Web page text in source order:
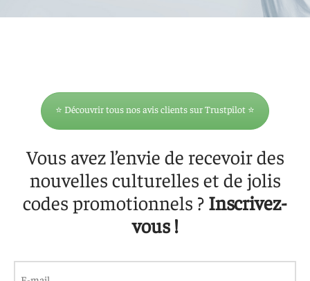
⭐ Découvrir tous nos avis clients sur Trustpilot ⭐
Vous avez l’envie de recevoir des
nouvelles culturelles et de jolis
codes promotionnels ? Inscrivez-
vous !